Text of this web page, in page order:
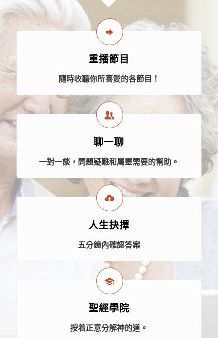
重播節目
隨時收聽你所喜愛的各節目！
聊一聊
一對一談，問題疑難和屬靈需要的幫助。
人生抉擇
五分鐘內確認答案
聖經學院
按着正意分解神的道。